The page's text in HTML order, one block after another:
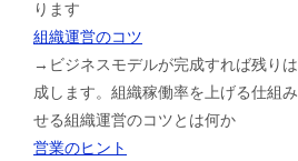
ります
組織運営のコツ
→ビジネスモデルが完成すれば残り
成します。組織稼働率を上げる仕組
せる組織運営のコツとは何か
営業のヒント